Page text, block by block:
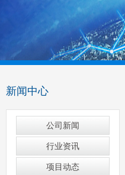
新闻中心
公司新闻
行业资讯
项目动态